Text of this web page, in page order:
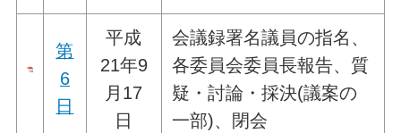
第
6
日
平成
21年9
月17
日
会議録署名議員の指名、
各委員会委員長報告、質
疑・討論・採決(議案の
一部)、閉会